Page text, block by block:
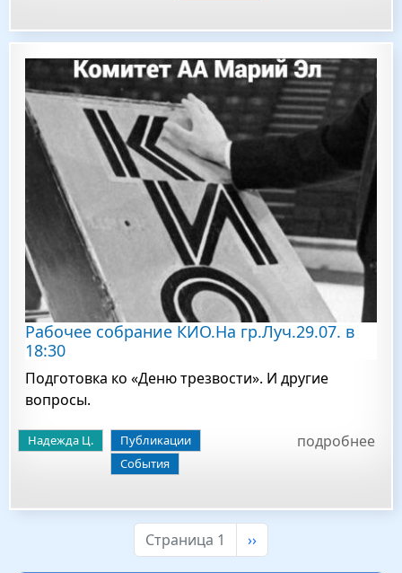
Рабочее собрание КИО.На гр.Луч.29.07. в
18:30
Подготовка ко «Деню трезвости». И другие
вопросы.
Надежда Ц.
Публикации
События
подробнее
Страница 1 Следующая страница
››